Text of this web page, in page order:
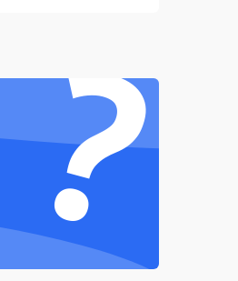
Подробнее →
Подробнее →
Подробнее →
?